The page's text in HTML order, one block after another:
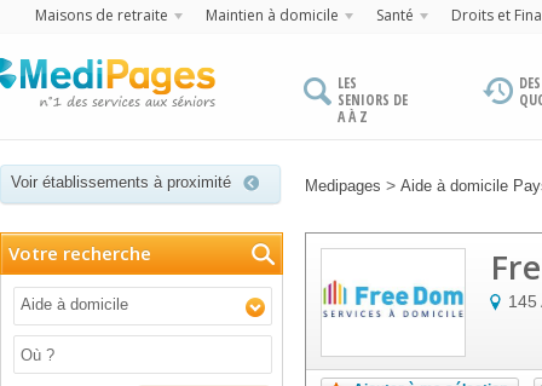
Maisons de retraite Maintien à domicile Santé Droits et
LES
SENIORS DE
A À Z
Voir établissements à proximité Medipages > Aide à domicile
Votre recherche
Aide à domicile 145